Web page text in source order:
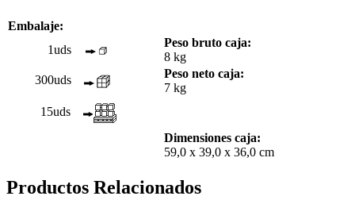
Embalaje:
1uds
Peso bruto caja:
8 kg
300uds
Peso neto caja:
7 kg
15uds
Dimensiones caja:
59,0 x 39,0 x 36,0 cm
Productos Relacionados